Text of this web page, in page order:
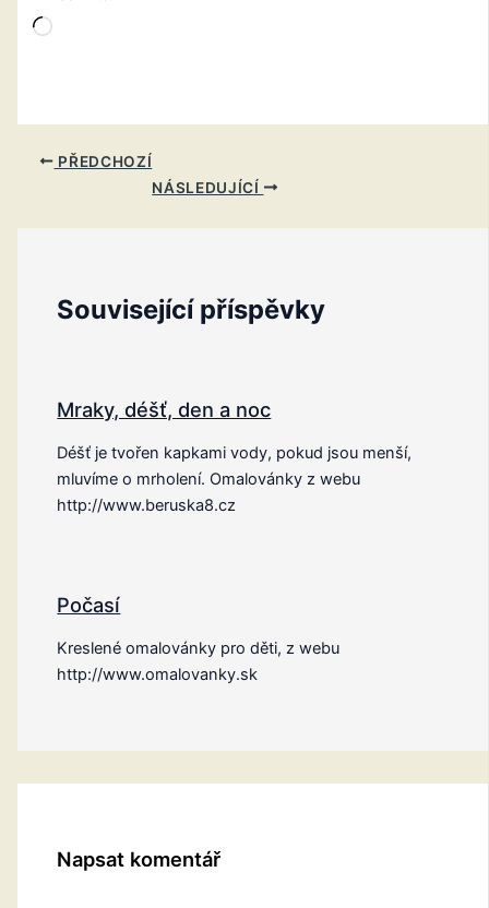
Načítání…
PŘEDCHOZÍ
NÁSLEDUJÍCÍ
Související příspěvky
Mraky, déšť, den a noc
Déšť je tvořen kapkami vody, pokud jsou menší,
mluvíme o mrholení. Omalovánky z webu
http://www.beruska8.cz
Počasí
Kreslené omalovánky pro děti, z webu
http://www.omalovanky.sk
Napsat komentář